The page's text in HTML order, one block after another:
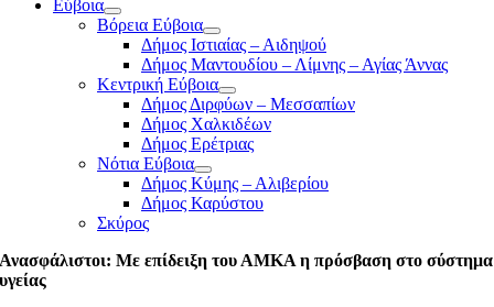
Εύβοια
Βόρεια Εύβοια
Δήμος Ιστιαίας – Αιδηψού
Δήμος Μαντουδίου – Λίμνης – Αγίας Άννας
Κεντρική Εύβοια
Δήμος Διρφύων – Μεσσαπίων
Δήμος Χαλκιδέων
Δήμος Ερέτριας
Νότια Εύβοια
Δήμος Κύμης – Αλιβερίου
Δήμος Καρύστου
Σκύρος
Ανασφάλιστοι: Με επίδειξη του ΑΜΚΑ η πρόσβαση στο σύστημα
υγείας